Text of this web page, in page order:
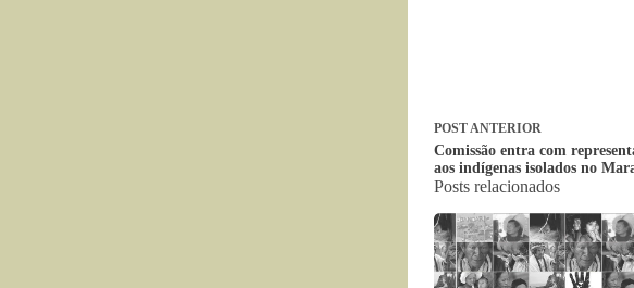
POSTANTERIOR
Comissão entra com
aos indígenas isolados no
Posts relacionados